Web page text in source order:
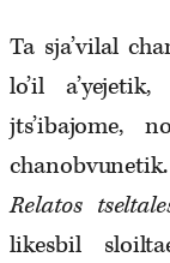
Ta sja’vilal
lo’il
jts’ibajome,
Relatos
likesbil